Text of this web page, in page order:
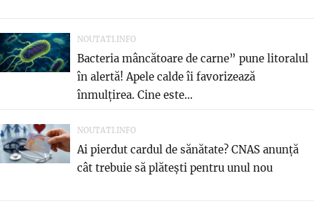
NOUTATI.INFO
Bacteria mâncătoare de carne” pune litoralul
în alertă! Apele calde îi favorizează
înmulțirea. Cine este...
NOUTATI.INFO
Ai pierdut cardul de sănătate? CNAS anunță
cât trebuie să plătești pentru unul nou